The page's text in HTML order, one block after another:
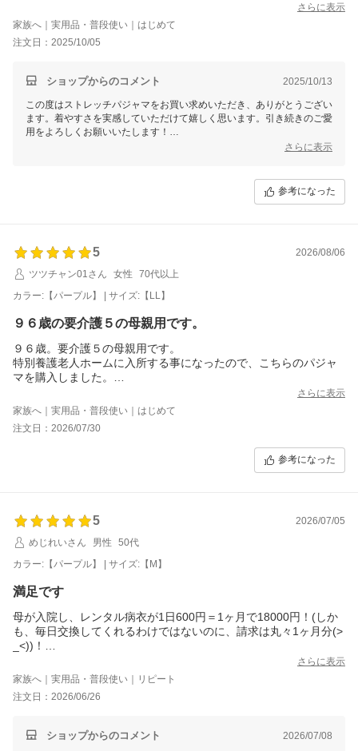
さらに表示
家族へ｜実用品・普段使い｜はじめて
注文日：2025/10/05
ショップからのコメント 2025/10/13
この度はストレッチパジャマをお買い求めいただき、ありがとうござい
ます。着やすさを実感していただけて嬉しく思います。引き続きのご愛
用をよろしくお願いいたします！
さらに表示
参考になった
5
2026/08/06
ツツチャン01さん
女性
70代以上
カラー:【パープル】 | サイズ:【LL】
９６歳の要介護５の母親用です。
９６歳。要介護５の母親用です。
特別養護老人ホームに入所する事になったので、こちらのパジャ
マを購入しました。
脳梗塞を患って、全介助状態なので、ホームのスタッフさんが、
着せやすいかな？と思い、選びました。
ゆったりしているし、ストレッチがきいているので、大丈夫だと
思います。
名入れもしていただいて、ありがとうございました。
さらに表示
家族へ｜実用品・普段使い｜はじめて
注文日：2026/07/30
参考になった
5
2026/07/05
めじれいさん
男性
50代
カラー:【パープル】 | サイズ:【M】
満足です
母が入院し、レンタル病衣が1日600円＝1ヶ月で18000円！(しか
も、毎日交換してくれるわけではないのに、請求は丸々1ヶ月分(>
_<))！
あまりの金額に驚き、それなら購入しようと思い、色々探してた
ところ、こちらにたどり着きました。まず、１着購入し実物をみ
て、生地の伸び具合や肌触り、サイズ感を確認し、即2着目を追加
注文させて頂きました。点滴もしている為、伸びがよいものが着
パープルの色味も派手すぎず地味すぎず良かったです！
さらに表示
家族へ｜実用品・普段使い｜リピート
注文日：2026/06/26
ショップからのコメント 2026/07/08